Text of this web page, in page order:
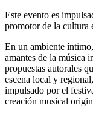
Este evento es
promotor de la cultura
En un ambiente
amantes de la música
propuestas autorales
escena local y
impulsado por el
creación musical